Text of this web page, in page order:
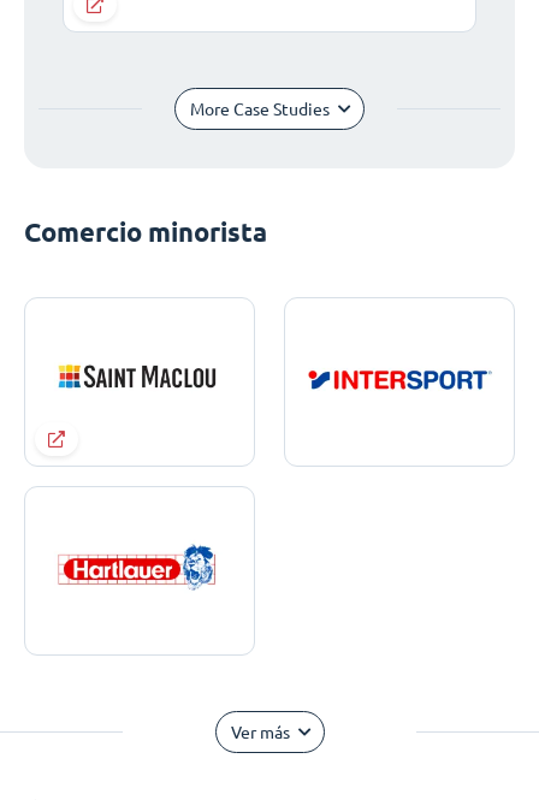
More Case Studies
Comercio minorista
Ver más